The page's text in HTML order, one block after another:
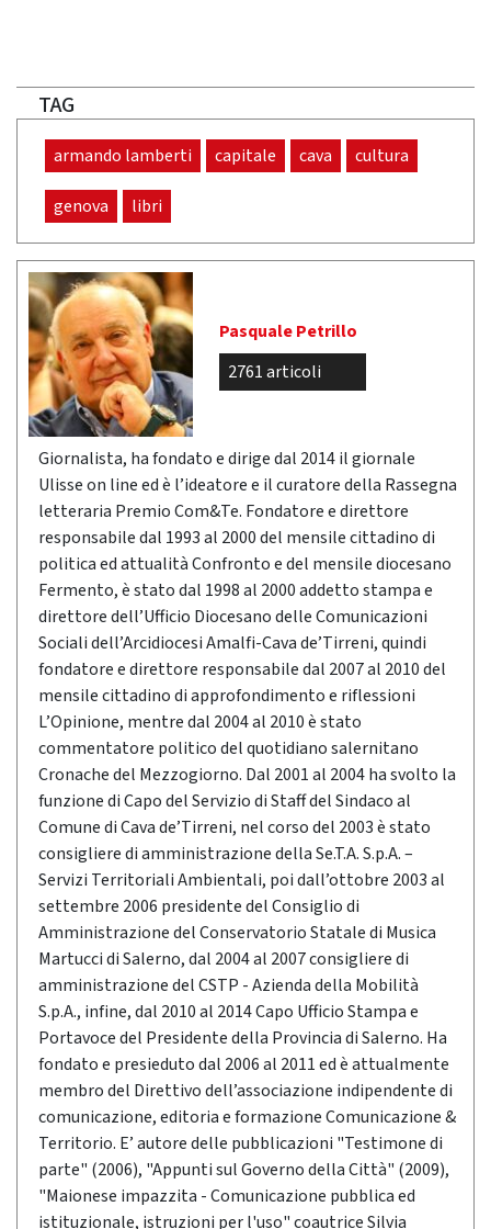
TAG
armando lamberti capitale cava cultura
genova libri
Pasquale Petrillo
2761 articoli
Giornalista, ha fondato e dirige dal 2014 il giornale
Ulisse on line ed è l’ideatore e il curatore della Rassegna
letteraria Premio Com&Te. Fondatore e direttore
responsabile dal 1993 al 2000 del mensile cittadino di
politica ed attualità Confronto e del mensile diocesano
Fermento, è stato dal 1998 al 2000 addetto stampa e
direttore dell’Ufficio Diocesano delle Comunicazioni
Sociali dell’Arcidiocesi Amalfi-Cava de’Tirreni, quindi
fondatore e direttore responsabile dal 2007 al 2010 del
mensile cittadino di approfondimento e riflessioni
L’Opinione, mentre dal 2004 al 2010 è stato
commentatore politico del quotidiano salernitano
Cronache del Mezzogiorno. Dal 2001 al 2004 ha svolto la
funzione di Capo del Servizio di Staff del Sindaco al
Comune di Cava de’Tirreni, nel corso del 2003 è stato
consigliere di amministrazione della Se.T.A. S.p.A. –
Servizi Territoriali Ambientali, poi dall’ottobre 2003 al
settembre 2006 presidente del Consiglio di
Amministrazione del Conservatorio Statale di Musica
Martucci di Salerno, dal 2004 al 2007 consigliere di
amministrazione del CSTP - Azienda della Mobilità
S.p.A., infine, dal 2010 al 2014 Capo Ufficio Stampa e
Portavoce del Presidente della Provincia di Salerno. Ha
fondato e presieduto dal 2006 al 2011 ed è attualmente
membro del Direttivo dell’associazione indipendente di
comunicazione, editoria e formazione Comunicazione &
Territorio. E’ autore delle pubblicazioni "Testimone di
parte" (2006), "Appunti sul Governo della Città" (2009),
"Maionese impazzita - Comunicazione pubblica ed
istituzionale, istruzioni per l'uso" coautrice Silvia